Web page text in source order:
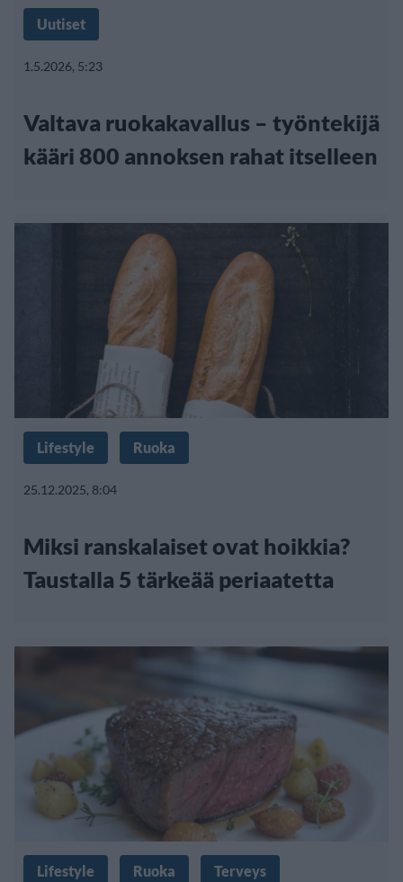
Uutiset
1.5.2026, 5:23
Valtava ruokakavallus – työntekijä
kääri 800 annoksen rahat itselleen
Lifestyle Ruoka
25.12.2025, 8:04
Miksi ranskalaiset ovat hoikkia?
Taustalla 5 tärkeää periaatetta
Lifestyle Ruoka Terveys